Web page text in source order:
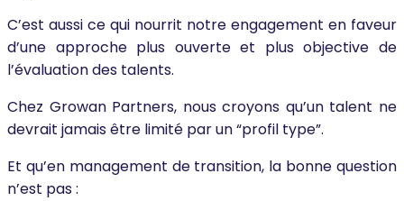
C’est aussi ce qui nourrit notre engagement en faveur
d’une approche plus ouverte et plus objective de
l’évaluation des talents.
Chez Growan Partners, nous croyons qu’un talent ne
devrait jamais être limité par un “profil type”.
Et qu’en management de transition, la bonne question
n’est pas :